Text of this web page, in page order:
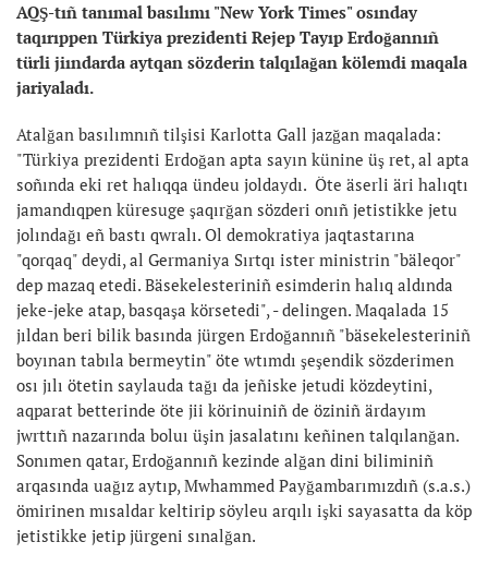
AQŞ-tıñ tanımal basılımı "New York Times" osınday
taqırıppen Türkiya prezidenti Rejep Tayıp Erdoğannıñ
türli jiındarda aytqan sözderin talqılağan kölemdi maqala
jariyaladı.
Atalğan basılımnıñ tilşisi Karlotta Gall jazğan maqalada:
"Türkiya prezidenti Erdoğan apta sayın künine üş ret, al apta
soñında eki ret halıqqa ündeu joldaydı. Öte äserli äri halıqtı
jamandıqpen küresuge şaqırğan sözderi onıñ jetistikke jetu
jolındağı eñ bastı qwralı. Ol demokratiya jaqtastarına
"qorqaq" deydi, al Germaniya Sırtqı ister ministrin "bäleqor"
dep mazaq etedi. Bäsekelesteriniñ esimderin halıq aldında
jeke-jeke atap, basqaşa körsetedi", - delingen. Maqalada 15
jıldan beri bilik basında jürgen Erdoğannıñ "bäsekelesteriniñ
boyınan tabıla bermeytin" öte wtımdı şeşendik sözderimen
osı jılı ötetin saylauda tağı da jeñiske jetudi közdeytini,
aqparat betterinde öte jii körinuiniñ de öziniñ ärdayım
jwrttıñ nazarında boluı üşin jasalatını keñinen talqılanğan.
Sonımen qatar, Erdoğannıñ kezinde alğan dini biliminiñ
arqasında uağız aytıp, Mwhammed Payğambarımızdıñ (s.a.s.)
ömirinen mısaldar keltirip söyleu arqılı işki sayasatta da köp
jetistikke jetip jürgeni sınalğan.